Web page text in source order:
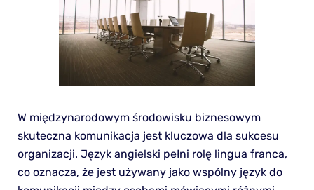
W międzynarodowym środowisku biznesowym
skuteczna komunikacja jest kluczowa dla sukcesu
organizacji. Język angielski pełni rolę lingua franca,
co oznacza, że jest używany jako wspólny język do